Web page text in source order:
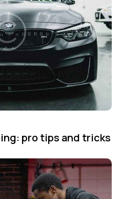
pro tips and tricks